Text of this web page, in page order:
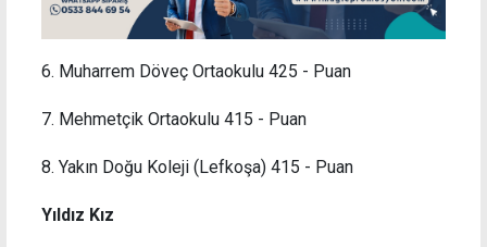
6. Muharrem Döveç Ortaokulu 425 - Puan
7. Mehmetçik Ortaokulu 415 - Puan
8. Yakın Doğu Koleji (Lefkoşa) 415 - Puan
Yıldız Kız